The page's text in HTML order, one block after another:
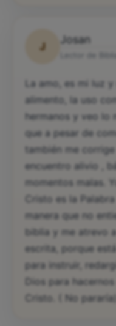
J
Josan
La amo, es mi luz
alimento, la uso
hermanos y veo lo
que a pesar de
también me
encuentro alivio ,
momentos malas.
Cristo es la
manera que no
biblia y me atrevo
escrita, porque
para instruir,
Dios para
Cristo. ( No